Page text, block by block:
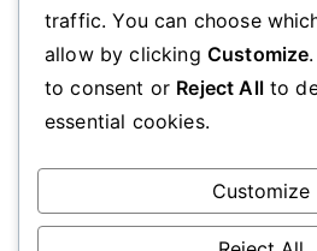
Save my name, email, and
next time I comment.
traffic. You can choose
allow by clicking Customize
to consent or Reject Allto
essential cookies.
Customize